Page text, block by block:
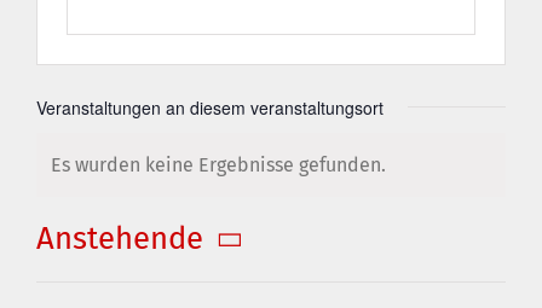
Veranstaltungen an diesem veranstaltungsort
Es wurden keine Ergebnisse gefunden.
Anstehende